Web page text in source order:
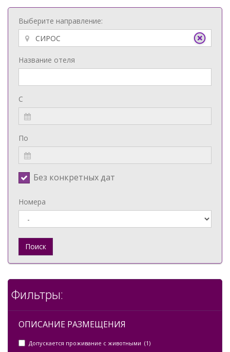
Выберите направление:
Название отеля
С
По
Без конкретных дат
Номера
Поиск
Фильтры:
ОПИСАНИЕ РАЗМЕЩЕНИЯ
Допускается проживание с животными (1)